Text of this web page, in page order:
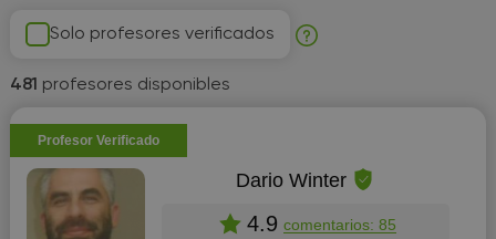
Solo profesores verificados
481 profesores disponibles
Profesor Verificado
Dario Winter
4.9 comentarios: 85